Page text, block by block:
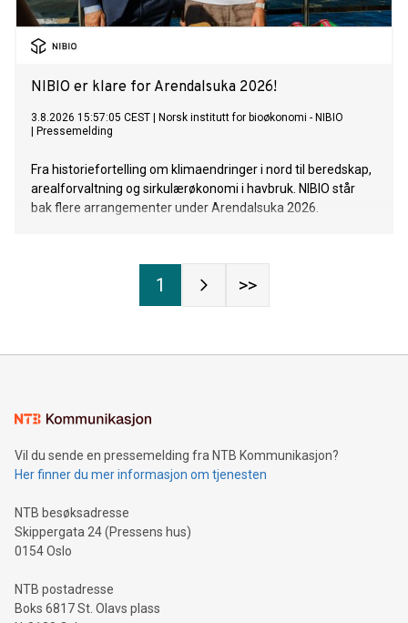
NIBIO er klare for Arendalsuka 2026!
3.8.2026 15:57:05 CEST
Norsk institutt for bioøkonomi - NIBIO
Pressemelding
Fra historiefortelling om klimaendringer i nord til beredskap,
arealforvaltning og sirkulærøkonomi i havbruk. NIBIO står
bak flere arrangementer under Arendalsuka 2026.
1 >>
Vil du sende en pressemelding fra NTB Kommunikasjon?
Her finner du mer informasjon om tjenesten
NTB besøksadresse
Skippergata 24 (Pressens hus)
0154 Oslo
NTB postadresse
Boks 6817 St. Olavs plass